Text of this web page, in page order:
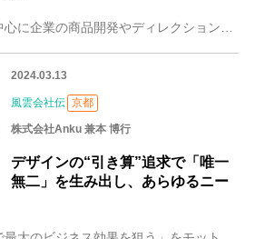
2024.03.13
風雲会社伝 京都
株式会社Anku 兼本 博行
デザインの“引き算”追求で「唯一
無二」を生み出し、あらゆるニー